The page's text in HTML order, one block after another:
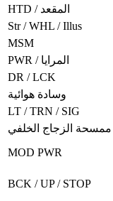
HTD / المقعد
Str / WHL / Illus
MSM
PWR / المرايا
DR / LCK
وسادة هوائية
LT / TRN / SIG
ممسحة الزجاج الخلفي
MOD PWR
BCK / UP / STOP